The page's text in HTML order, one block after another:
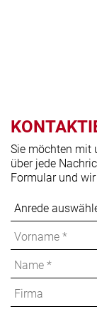
Sie möchten mit
über jede
Formular und